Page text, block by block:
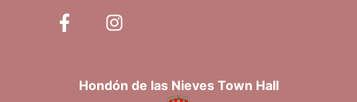
Hondón de las Nieves Town Hall